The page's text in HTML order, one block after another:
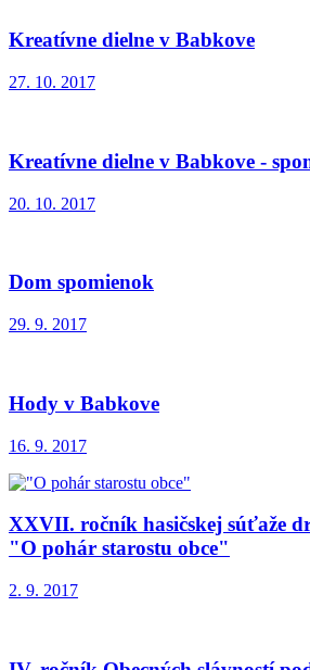
Kreatívne dielne v Babkove
27. 10. 2017
Kreatívne dielne v Babkove -
20. 10. 2017
Dom spomienok
29. 9. 2017
Hody v Babkove
16. 9. 2017
XXVII. ročník hasičskej súťaže
"O pohár starostu obce"
2. 9. 2017